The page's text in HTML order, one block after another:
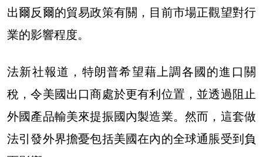
出爾反爾的貿易政策有關，目前市場正觀望對行
業的影響程度。
法新社報道，特朗普希望藉上調各國的進口關
稅，令美國出口商處於更有利位置，並透過阻止
外國產品輸美來提振國內製造業。然而，這套做
法引發外界擔憂包括美國在內的全球通脹受到負